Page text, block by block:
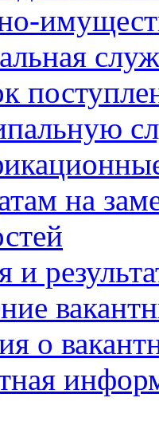
на
и
о